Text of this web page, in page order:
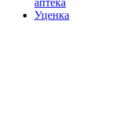
аптека
Уценка